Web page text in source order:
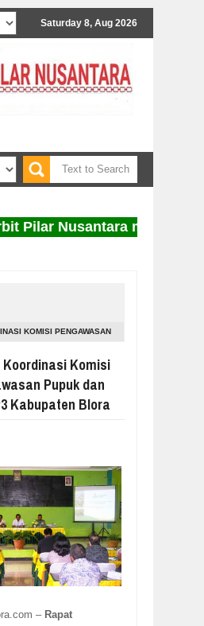
Saturday 8, Aug 2026
Nusantara menerima
KOMISI PENGAWASAN
Komisi
Pupuk dan
Kabupaten Blora
– Rapat